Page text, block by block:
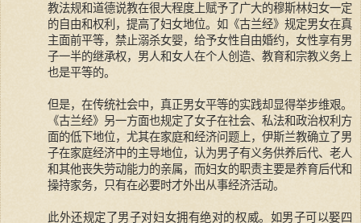
教法规和道德说教在很大程度上赋予了广大的穆斯林妇女一定
的自由和权利，提高了妇女地位。如《古兰经》规定男女在真
主面前平等，禁止溺杀女婴，给予女性自由婚约，女性享有男
子一半的继承权，男人和女人在个人创造、教育和宗教义务上
也是平等的。
但是，在传统社会中，真正男女平等的实践却显得举步维艰。
《古兰经》另一方面也规定了女子在社会、私法和政治权利方
面的低下地位，尤其在家庭和经济问题上，伊斯兰教确立了男
子在家庭经济中的主导地位，认为男子有义务供养后代、老人
和其他丧失劳动能力的亲属，而妇女的职责主要是养育后代和
操持家务，只有在必要时才外出从事经济活动。
此外还规定了男子对妇女拥有绝对的权威。如男子可以娶四